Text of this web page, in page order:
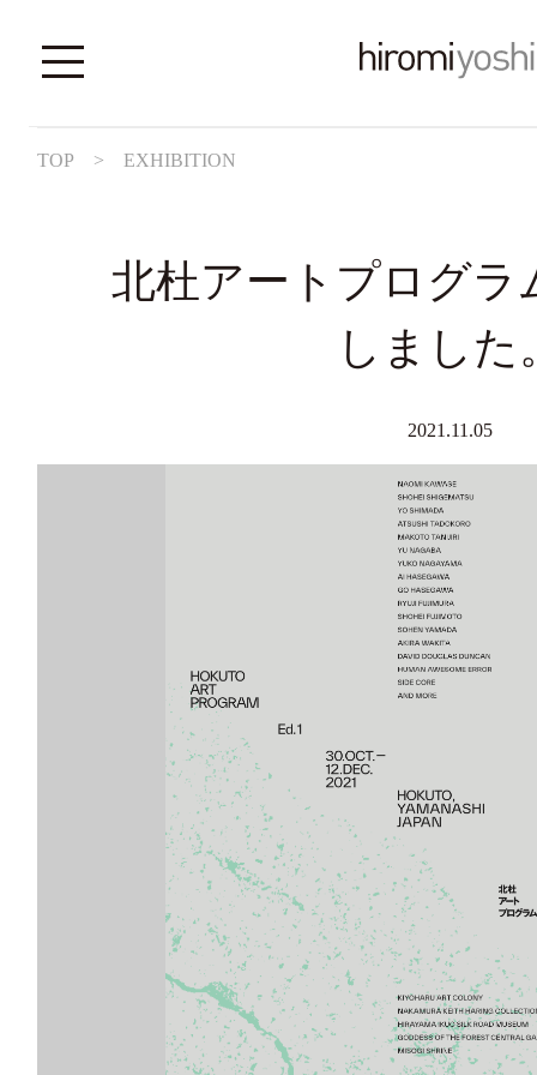
TOP > EXHIBITION
北杜アートプログラ
しました
2021.11.05